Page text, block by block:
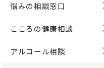
悩みの相談窓口
こころの健康相談
アルコール相談